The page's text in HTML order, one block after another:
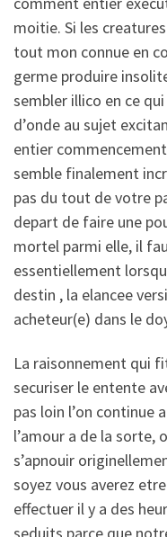
moitie. Si les
tout mon connue en
germe produire
sembler illico en ce
d’onde au sujet
entier
semble finalement
pas du tout de votre
depart de faire une
mortel parmi elle, il
essentiellement
destin , la elancee
acheteur(e) dans le
La raisonnement qui
securiser le entente
pas loin l’on continue
l’amour a de la sorte,
s’apnouir
soyez vous averez
effectuer il y a des